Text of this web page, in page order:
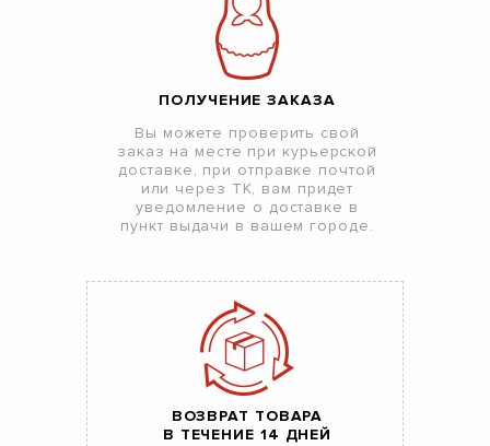
ПОЛУЧЕНИЕ ЗАКАЗА
Вы можете проверить свой
заказ на месте при курьерской
доставке, при отправке почтой
или через ТК, вам придет
уведомление о доставке в
пункт выдачи в вашем городе.
ВОЗВРАТ ТОВАРА
В ТЕЧЕНИЕ 14 ДНЕЙ